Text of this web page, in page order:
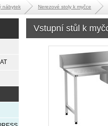
nábytek Nerezové stoly k myčce
Vstupní stůl k